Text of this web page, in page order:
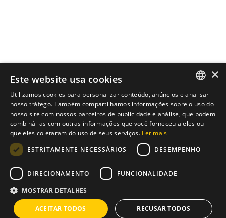
Instagram/Whatsapp
Tens uma ideia?
Nós temos a solução
info@brixius.pt
Carreira
ENGLISH
PT
×
Este website usa cookies
Utilizamos cookies para personalizar conteúdo, anúncios e analisar
nosso tráfego. Também compartilhamos informações sobre o uso do
nosso site com nossos parceiros de publicidade e análise, que podem
combiná-las com outras informações que você forneceu a eles ou
que eles coletaram do uso de seus serviços. Ler mais
ESTRITAMENTE NECESSÁRIOS
DESEMPENHO
DIRECIONAMENTO FUNCIONALIDADE
MOSTRAR DETALHES
ACEITAR TODOS RECUSAR TODOS